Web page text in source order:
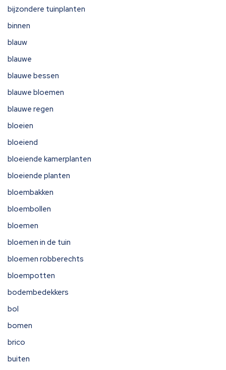
bijzondere tuinplanten
binnen
blauw
blauwe
blauwe bessen
blauwe bloemen
blauwe regen
bloeien
bloeiend
bloeiende kamerplanten
bloeiende planten
bloembakken
bloembollen
bloemen
bloemen in de tuin
bloemen robberechts
bloempotten
bodembedekkers
bol
bomen
brico
buiten